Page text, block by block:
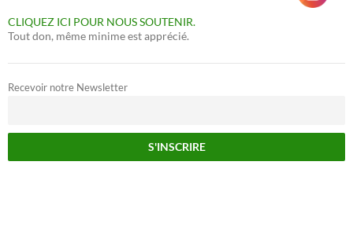
CLIQUEZ ICI POUR NOUS SOUTENIR.
Tout don, même minime est apprécié.
Recevoir notre Newsletter